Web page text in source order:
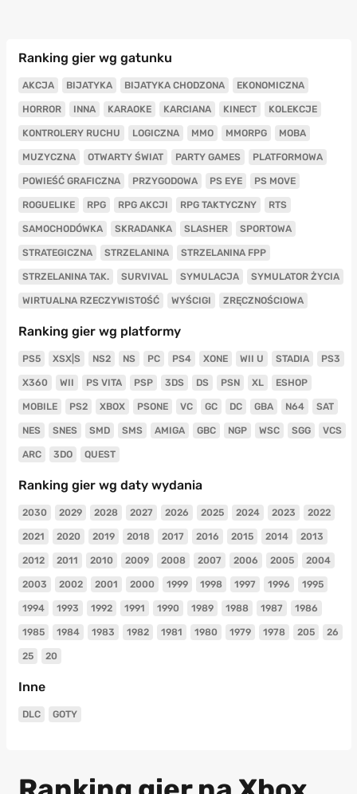
Ranking gier wg gatunku
AKCJA BIJATYKA BIJATYKA CHODZONA EKONOMICZNA
HORROR INNA KARAOKE KARCIANA KINECT KOLEKCJE
KONTROLERY RUCHU LOGICZNA MMO MMORPG MOBA
MUZYCZNA OTWARTY ŚWIAT PARTY GAMES PLATFORMOWA
POWIEŚĆ GRAFICZNA PRZYGODOWA PS EYE PS MOVE
ROGUELIKE RPG RPG AKCJI RPG TAKTYCZNY RTS
SAMOCHODÓWKA SKRADANKA SLASHER SPORTOWA
STRATEGICZNA STRZELANINA STRZELANINA FPP
STRZELANINA TAK. SURVIVAL SYMULACJA SYMULATOR ŻYCIA
WIRTUALNA RZECZYWISTOŚĆ WYŚCIGI ZRĘCZNOŚCIOWA
Ranking gier wg platformy
PS5 XSX|S NS2 NS PC PS4 XONE WII U STADIA PS3
X360 WII PS VITA PSP 3DS DS PSN XL ESHOP
MOBILE PS2 XBOX PSONE VC GC DC GBA N64 SAT
NES SNES SMD SMS AMIGA GBC NGP WSC SGG VCS
ARC 3DO QUEST
Ranking gier wg daty wydania
2030 2029 2028 2027 2026 2025 2024 2023 2022
2021 2020 2019 2018 2017 2016 2015 2014 2013
2012 2011 2010 2009 2008 2007 2006 2005 2004
2003 2002 2001 2000 1999 1998 1997 1996 1995
1994 1993 1992 1991 1990 1989 1988 1987 1986
1985 1984 1983 1982 1981 1980 1979 1978 205 26
25 20
Inne
DLC GOTY